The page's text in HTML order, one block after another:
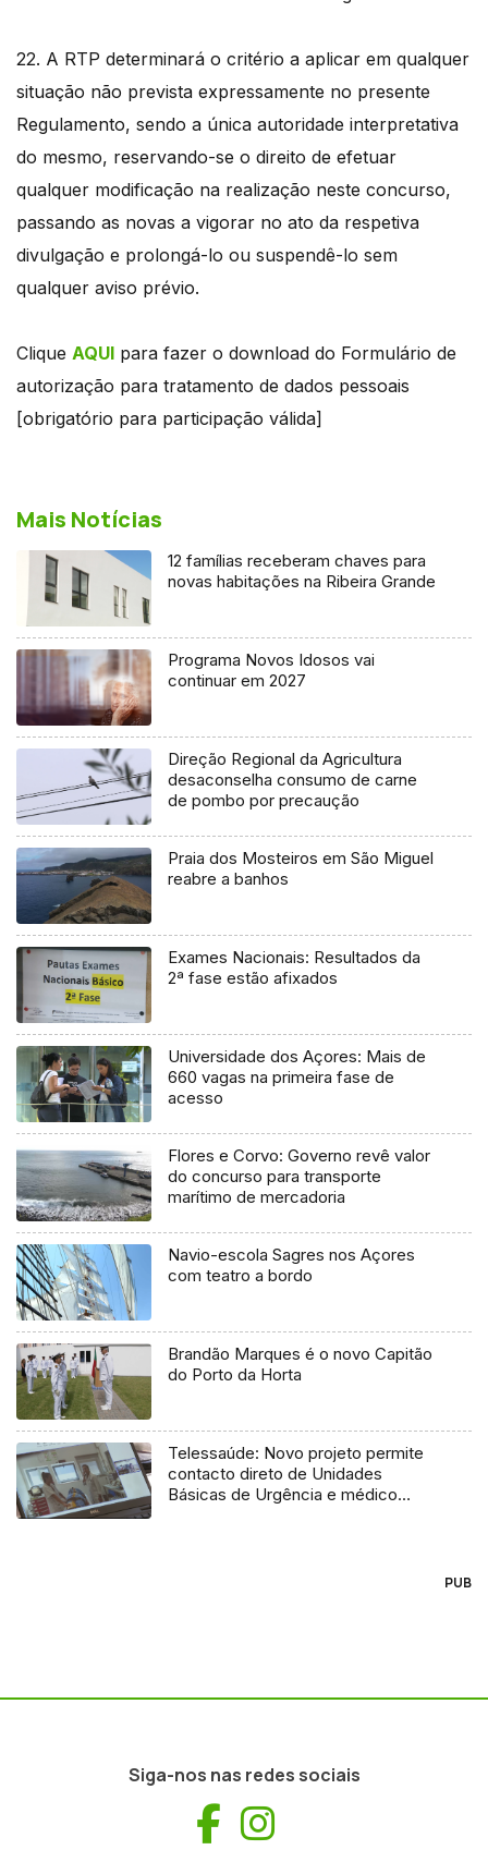
22. A RTP determinará o critério a aplicar em qualquer
situação não prevista expressamente no presente
Regulamento, sendo a única autoridade interpretativa
do mesmo, reservando-se o direito de efetuar
qualquer modificação na realização neste concurso,
passando as novas a vigorar no ato da respetiva
divulgação e prolongá-lo ou suspendê-lo sem
qualquer aviso prévio.
Clique AQUI para fazer o download do Formulário de
autorização para tratamento de dados pessoais
[obrigatório para participação válida]
Mais Notícias
12 famílias receberam chaves para
novas habitações na Ribeira Grande
Programa Novos Idosos vai
continuar em 2027
Direção Regional da Agricultura
desaconselha consumo de carne
de pombo por precaução
Praia dos Mosteiros em São Miguel
reabre a banhos
Exames Nacionais: Resultados da
2ª fase estão afixados
Universidade dos Açores: Mais de
660 vagas na primeira fase de
acesso
Flores e Corvo: Governo revê valor
do concurso para transporte
marítimo de mercadoria
Navio-escola Sagres nos Açores
com teatro a bordo
Brandão Marques é o novo Capitão
do Porto da Horta
Telessaúde: Novo projeto permite
contacto direto de Unidades
Básicas de Urgência e médico
PUB
Siga-nos nas redes sociais
Facebook